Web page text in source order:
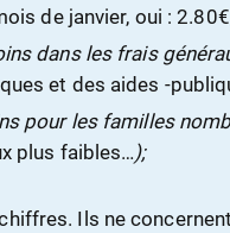
de janvier, oui :
dans les frais
et des aides -
pour les familles
plus faibles…);
Ils ne